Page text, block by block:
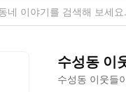
수성동 이
수성동 이웃들